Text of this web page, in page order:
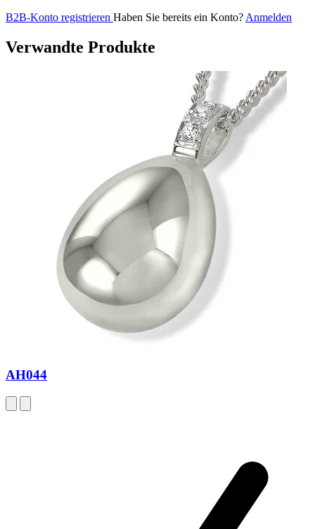
B2B-Konto registrieren Haben Sie bereits ein Konto? Anmelden
Verwandte Produkte
AH044